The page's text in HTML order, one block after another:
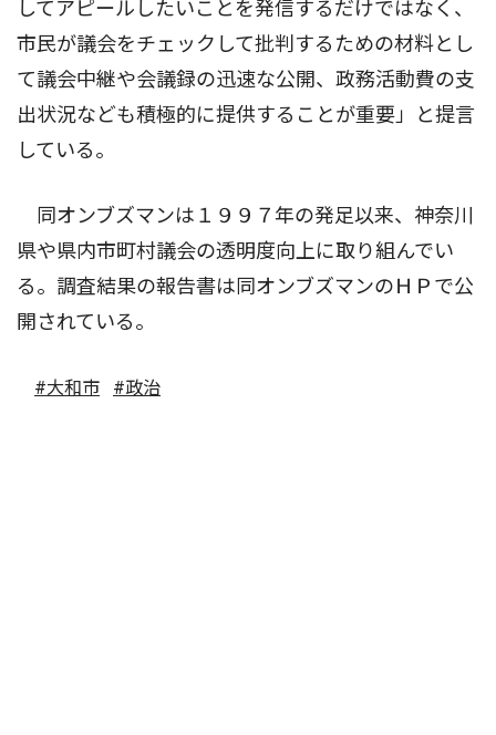
してアピールしたいことを発信するだけではなく、
市民が議会をチェックして批判するための材料とし
て議会中継や会議録の迅速な公開、政務活動費の支
出状況なども積極的に提供することが重要」と提言
している。
同オンブズマンは１９９７年の発足以来、神奈川
県や県内市町村議会の透明度向上に取り組んでい
る。調査結果の報告書は同オンブズマンのＨＰで公
開されている。
#大和市 #政治